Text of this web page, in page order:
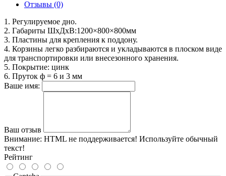
Отзывы (0)
1. Регулируемое дно.
2. Габариты ШхДхВ:1200×800×800мм
3. Пластины для крепления к поддону.
4. Корзины легко разбираются и укладываются в плоском виде
для транспортировки или внесезонного хранения.
5. Покрытие: цинк
6. Пруток ф = 6 и 3 мм
Ваше имя:
Ваш отзыв
Внимание: HTML не поддерживается! Используйте обычный
текст!
Рейтинг